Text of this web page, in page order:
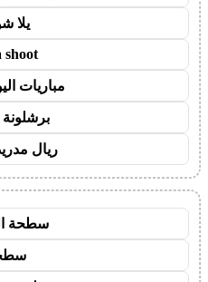
يلا
shoot
مباريات
ريال
سطحة